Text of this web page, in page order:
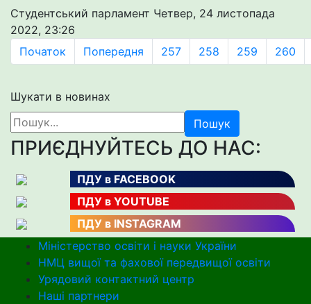
Студентський парламент Четвер, 24 листопада
2022, 23:26
Початок
Попередня 257 258 259 260
Шукати в новинах
Пошук
ПРИЄДНУЙТЕСЬ ДО НАС:
ПДУ в FACEBOOK
ПДУ в YOUTUBE
ПДУ в INSTAGRAM
Міністерство освіти і науки України
НМЦ вищої та фахової передвищої освіти
Урядовий контактний центр
Наші партнери